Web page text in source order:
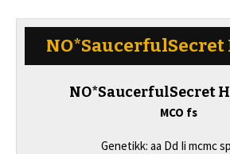
NO*SaucerfulSecret
NO*SaucerfulSecret
MCO fs
Genetikk: aa Dd Ii mcmc